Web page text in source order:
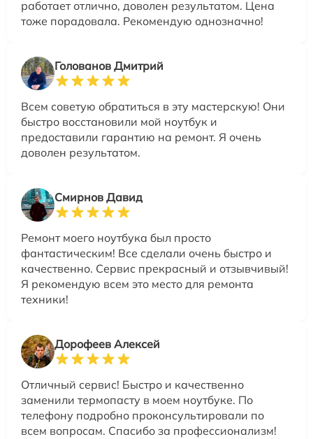
работает отлично, доволен результатом. Цена
тоже порадовала. Рекомендую однозначно!
Голованов Дмитрий
Всем советую обратиться в эту мастерскую! Они
быстро восстановили мой ноутбук и
предоставили гарантию на ремонт. Я очень
доволен результатом.
Смирнов Давид
Ремонт моего ноутбука был просто
фантастическим! Все сделали очень быстро и
качественно. Сервис прекрасный и отзывчивый!
Я рекомендую всем это место для ремонта
техники!
Дорофеев Алексей
Отличный сервис! Быстро и качественно
заменили термопасту в моем ноутбуке. По
телефону подробно проконсультировали по
всем вопросам. Спасибо за профессионализм!